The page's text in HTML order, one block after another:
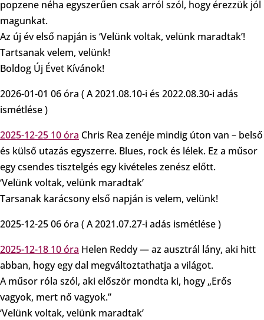
popzene néha egyszerűen csak arról szól, hogy érezzük jól
magunkat.
Az új év első napján is ‘Velünk voltak, velünk maradtak’!
Tartsanak velem, velünk!
Boldog Új Évet Kívánok!
2026-01-01 06 óra ( A 2021.08.10-i és 2022.08.30-i adás
ismétlése )
2025-12-25 10 óra Chris Rea zenéje mindig úton van – belső
és külső utazás egyszerre. Blues, rock és lélek. Ez a műsor
egy csendes tisztelgés egy kivételes zenész előtt.
‘Velünk voltak, velünk maradtak’
Tarsanak karácsony első napján is velem, velünk!
2025-12-25 06 óra ( A 2021.07.27-i adás ismétlése )
2025-12-18 10 óra Helen Reddy — az ausztrál lány, aki hitt
abban, hogy egy dal megváltoztathatja a világot.
A műsor róla szól, aki először mondta ki, hogy „Erős
vagyok, mert nő vagyok.”
‘Velünk voltak, velünk maradtak’